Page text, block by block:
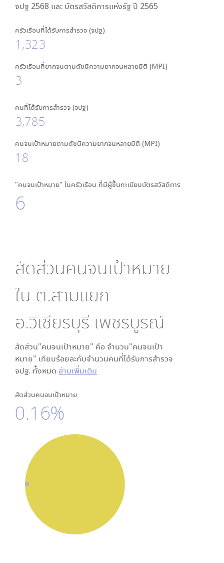
จปฐ 2568 และ บัตรสวัสดิการแห่งรัฐ ปี 2565
ครัวเรือนที่ได้รับการสำรวจ (จปฐ)
1,323
ครัวเรือนที่ยากจนตามดัชนีความยากจนหลายมิติ (MPI)
3
คนที่ได้รับการสำรวจ (จปฐ)
3,785
คนจนเป้าหมายตามดัชนีความยากจนหลายมิติ (MPI)
18
"คนจนเป้าหมาย" ในครัวเรือน ที่มีผู้ขึ้นทะเบียนบัตรสวัสดิการ
6
สัดส่วนคนจนเป้าหมาย
ใน ต.สามแยก
อ.วิเชียรบุรี เพชรบูรณ์
สัดส่วน"คนจนเป้าหมาย" คือ จำนวน"คนจนเป้า
หมาย" เทียบร้อยละกับจำนวนคนที่ได้รับการสำรวจ
จปฐ. ทั้งหมด อ่านเพิ่มเติม
สัดส่วนคนจนเป้าหมาย
0.16%